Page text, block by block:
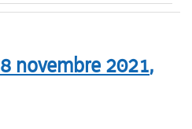
8 novembre 2021,